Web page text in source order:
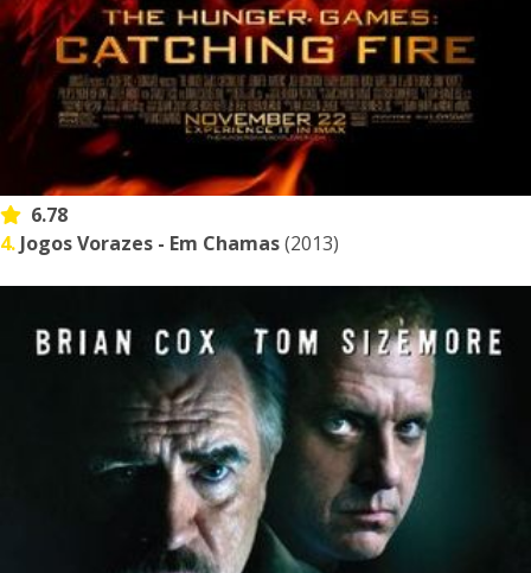
6.78
4. Jogos Vorazes - Em Chamas(2013)